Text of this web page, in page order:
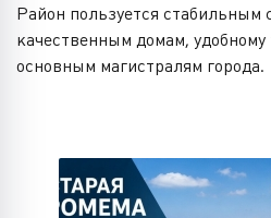
Район пользуется стабильным
качественным домам, удобному
основным магистралям города.